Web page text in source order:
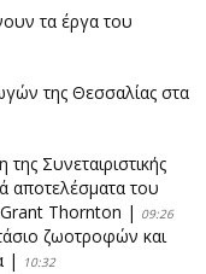
τα έργα του
της Θεσσαλίας στα
Συνεταιριστικής
αποτελέσματα του
Grant Thornton | 09:26
ζωοτροφών και
| 10:32